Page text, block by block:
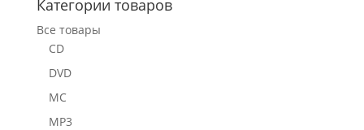
Категории товаров
Все товары
CD
DVD
MC
MP3